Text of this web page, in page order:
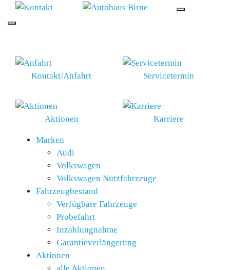
Marken
Audi
Volkswagen
Volkswagen Nutzfahrzeuge
Fahrzeugbestand
Verfügbare Fahrzeuge
Probefahrt
Inzahlungnahme
Garantieverlängerung
Aktionen
Kontakt/Anfahrt Servicetermin
Aktionen Karriere